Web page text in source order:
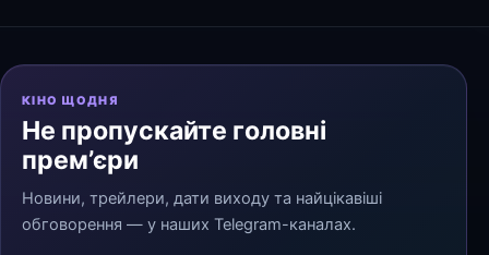
КІНО ЩОДНЯ
Не пропускайте головні
прем’єри
Новини, трейлери, дати виходу та найцікавіші
обговорення — у наших Telegram-каналах.